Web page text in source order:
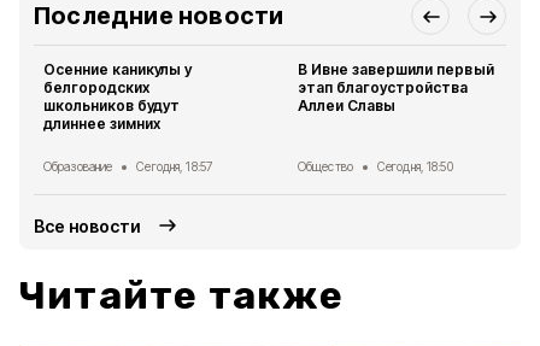
Последние новости
Осенние каникулы у
белгородских
школьников будут
длиннее зимних
Образование Сегодня, 18:57
В Ивне завершили первый
этап благоустройства
Аллеи Славы
Общество Сегодня, 18:50
Все новости
Читайте также